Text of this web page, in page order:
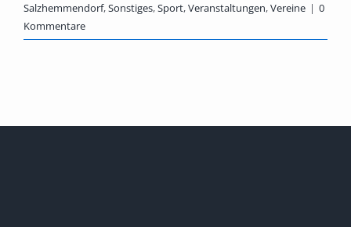
Salzhemmendorf,Sonstiges,Sport,Veranstaltungen,Vereine | 0
Kommentare